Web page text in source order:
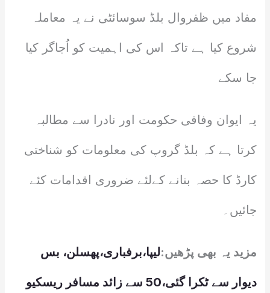
مفاد میں ظفروال بلڈ سوسائٹی نے یہ معاملہ
شروع کیا ہے تاکہ اس کی اہمیت کو اُجاگر کیا
جا سکے
یہ ایوان وفاقی حکومت اور نادرا سے مطالبہ
کرتا ہے کہ بلڈ گروپ کی معلومات کو شناختی
کارڈ کا حصہ بنانے کےلئے ضروری اقدامات کئے
جائیں۔
مزید یہ بھی پڑھیں:لیپا،برفباری،پھسلن، بس
دیوار سے ٹکرا گئی،50 سے زائد مسافر ریسکیو